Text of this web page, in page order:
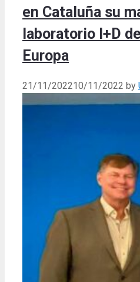
en Cataluña su
laboratorio I+D
Europa
21/11/202210/11/2022 by